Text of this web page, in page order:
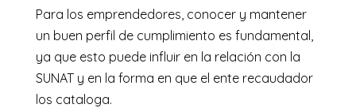
Para los emprendedores, conocer y mantener
un buen perfil de cumplimiento es fundamental,
ya que esto puede influir en la relación con la
SUNAT y en la forma en que el ente recaudador
los cataloga.